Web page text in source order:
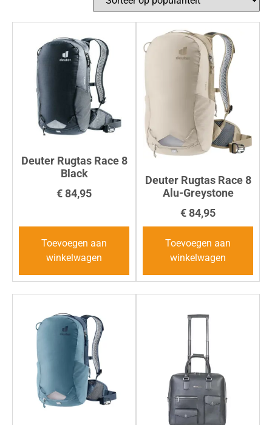
Deuter Rugtas Race 8
Black
€ 84,95
Toevoegen aan
winkelwagen
Deuter Rugtas Race 8
Alu-Greystone
€ 84,95
Toevoegen aan
winkelwagen